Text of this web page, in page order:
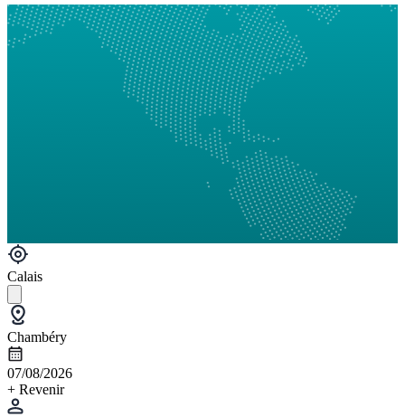
Calais
Chambéry
07/08/2026
+ Revenir